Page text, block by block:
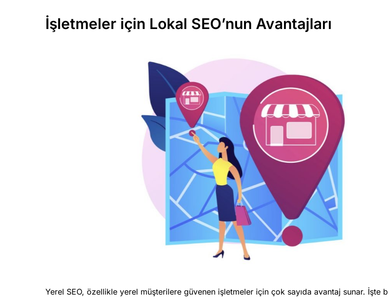
İşletmeler için Lokal SEO’nun Avantajları
Yerel SEO, özellikle yerel müşterilere güvenen işletmeler için çok sayıda avantaj sunar. İşte